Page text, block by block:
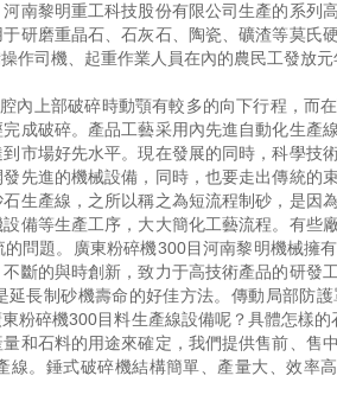
南黎明重工科技股份有限公司生產的系列
研磨重晶石、石灰石、陶瓷、礦渣等莫氏
作司機、起重作業人員在內的農民工發放元
內上部破碎時動顎有較多的向下行程，而
成破碎。產品工藝采用內先進自動化生產
市場好先水平。現在發展的同時，科學技
先進的機械設備，同時，也要走出傳統的
生產線，之所以稱之為短流程制砂，是因
備等生產工序，大大簡化工藝流程。有些
問題。廣東粉碎機300目河南黎明機械擁
斷的與時創新，致力于高技術產品的研發
長制砂機壽命的好佳方法。傳動局部防
粉碎機300目料生產線設備呢？具體怎樣
和石料的用途來確定，我們提供售前、售
線。錘式破碎機結構簡單、產量大、效率